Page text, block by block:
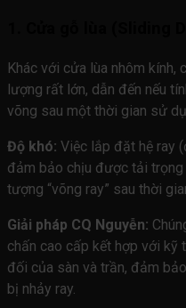
Khác với cửa lùa nhôm
lượng rất lớn, dẫn đến nếu
võng sau một thời gian sử
Độ khó: Việc lắp đặt hệ ray
đảm bảo chịu được tải trọng
tượng “võng ray” sau thời
Giải pháp CQ Nguyễn:
chấn cao cấp kết hợp với kỹ
đối của sàn và trần, đảm
bị nhảy ray.